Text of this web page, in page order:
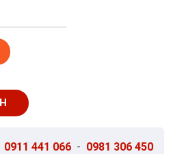
0911 441 066 - 0981 306 450